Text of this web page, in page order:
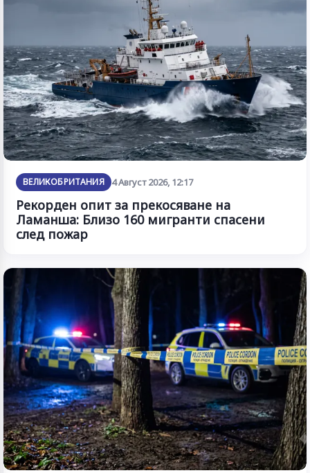
ВЕЛИКОБРИТАНИЯ 4 Август 2026, 12:17
Рекорден опит за прекосяване на
Ламанша: Близо 160 мигранти спасени
след пожар